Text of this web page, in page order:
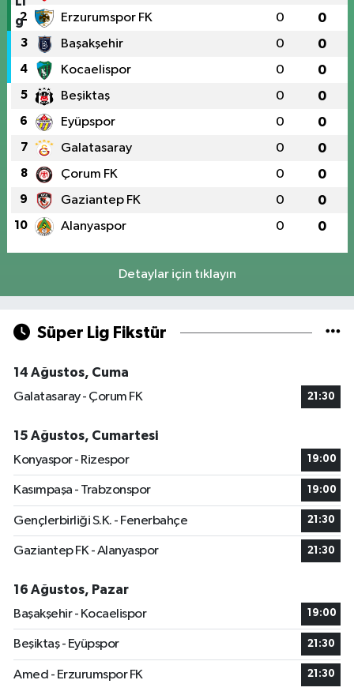
2 Erzurumspor FK 0 0
3 Başakşehir 0 0
4 Kocaelispor 0 0
5 Beşiktaş 0 0
6 Eyüpspor 0 0
7 Galatasaray 0 0
8 Çorum FK 0 0
9 Gaziantep FK 0 0
10 Alanyaspor 0 0
Detaylar için tıklayın
Süper Lig Fikstür
14 Ağustos, Cuma
Galatasaray - Çorum FK
21:30
15 Ağustos, Cumartesi
Konyaspor - Rizespor
19:00
Kasımpaşa - Trabzonspor 19:00
Gençlerbirliği S.K. - Fenerbahçe 21:30
Gaziantep FK - Alanyaspor 21:30
16 Ağustos, Pazar
Başakşehir - Kocaelispor
19:00
Beşiktaş - Eyüpspor 21:30
Amed - Erzurumspor FK 21:30